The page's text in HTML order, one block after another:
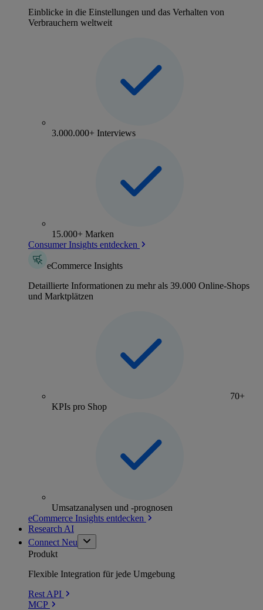
Einblicke in die Einstellungen und das Verhalten von
Verbrauchern weltweit
3.000.000+ Interviews
15.000+ Marken
Consumer Insights entdecken
eCommerce Insights
Detaillierte Informationen zu mehr als 39.000 Online-Shops
und Marktplätzen
70+
KPIs pro Shop
Umsatzanalysen und -prognosen
eCommerce Insights entdecken
Research AI
Connect Neu
Produkt
Flexible Integration für jede Umgebung
Rest API
MCP